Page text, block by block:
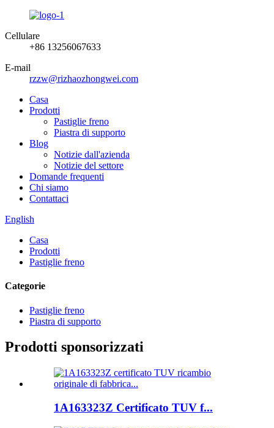
Cellulare
+86 13256067633
E-mail
rzzw@rizhaozhongwei.com
Casa
Prodotti
Pastiglie freno
Piastra di supporto
Blog
Notizie dall'azienda
Notizie del settore
Domande frequenti
Chi siamo
Contattaci
English
Casa
Prodotti
Pastiglie freno
Categorie
Pastiglie freno
Piastra di supporto
Prodotti sponsorizzati
1A163323Z Certificato TUV f...